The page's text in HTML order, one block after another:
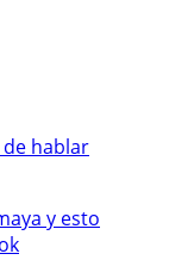
hablar
y esto